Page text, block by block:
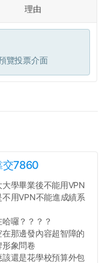
理由
覽投票介面
交7860
大學畢業後不能用VPN
不用VPN不能進成績系
哈囉？？？？
在那邊發內容超智障的
形象問卷
該還是花學校預算外包